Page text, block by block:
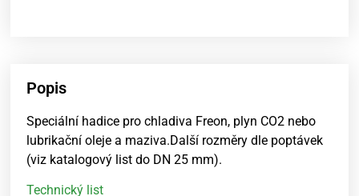
Popis
Speciální hadice pro chladiva Freon, plyn CO2 nebo
lubrikační oleje a maziva.Další rozměry dle poptávek
(viz katalogový list do DN 25 mm).
Technický list